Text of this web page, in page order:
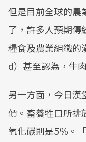
但是目前全球的農
了，許多人預期傳
糧食及農業組織
d）甚至認為，牛
另一方面，今日漢
價。畜養牲口所排
氧化碳則是5％。